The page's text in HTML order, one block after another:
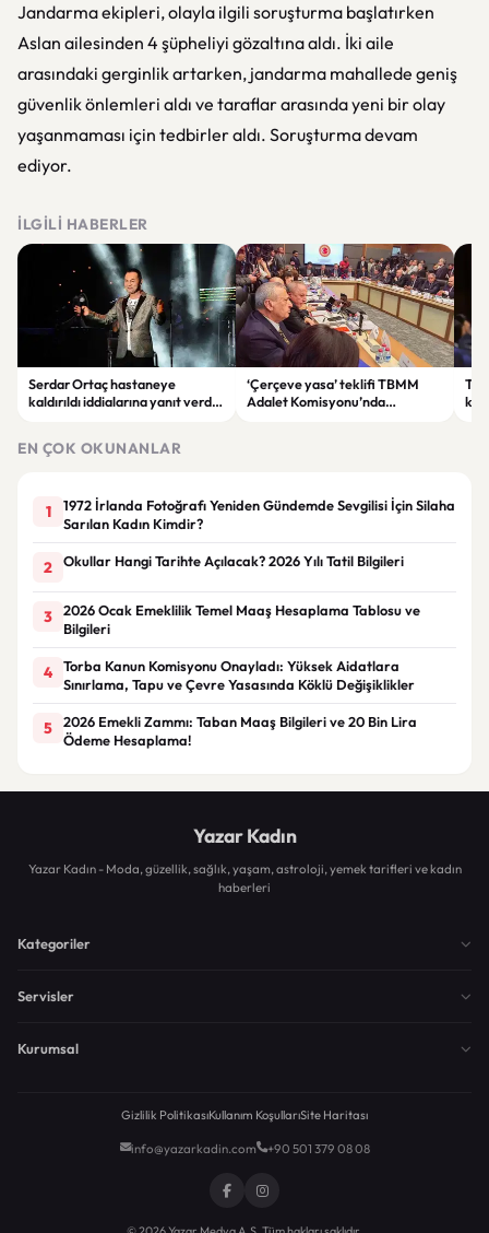
Jandarma ekipleri, olayla ilgili soruşturma başlatırken
Aslan ailesinden 4 şüpheliyi gözaltına aldı. İki aile
arasındaki gerginlik artarken, jandarma mahallede geniş
güvenlik önlemleri aldı ve taraflar arasında yeni bir olay
yaşanmaması için tedbirler aldı. Soruşturma devam
ediyor.
İLGILI HABERLER
Serdar Ortaç hastaneye
kaldırıldı iddialarına yanıt verdi:
‘Çerçeve yasa’ teklifi TBMM
Adalet Komisyonu’nda
EN ÇOK OKUNANLAR
1
1972 İrlanda Fotoğrafı Yeniden Gündemde Sevgilisi İçin Silaha
Sarılan Kadın Kimdir?
2 Okullar Hangi Tarihte Açılacak? 2026 Yılı Tatil Bilgileri
3
2026 Ocak Emeklilik Temel Maaş Hesaplama Tablosu ve
Bilgileri
4
Torba Kanun Komisyonu Onayladı: Yüksek Aidatlara
Sınırlama, Tapu ve Çevre Yasasında Köklü Değişiklikler
5
2026 Emekli Zammı: Taban Maaş Bilgileri ve 20 Bin Lira
Ödeme Hesaplama!
Yazar Kadın
Yazar Kadın - Moda, güzellik, sağlık, yaşam, astroloji, yemek tarifleri ve kadın
haberleri
Kategoriler
Servisler
Kurumsal
Gizlilik PolitikasıKullanım KoşullarıSite Haritası
info@yazarkadin.com +90 501 379 08 08